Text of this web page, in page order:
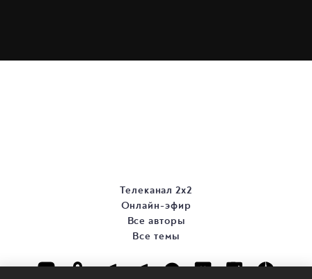
Телеканал 2х2
Онлайн-эфир
Все авторы
Все темы